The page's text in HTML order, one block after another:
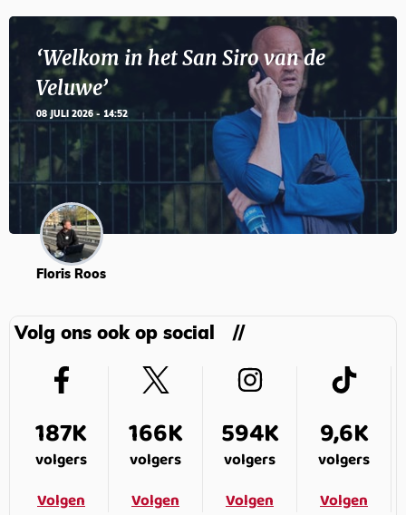
‘Welkom in het San Siro van de
Veluwe’
08 JULI 2026 - 14:52
Floris Roos
Volg ons ook op social
187K
volgers
Volgen
166K
volgers
Volgen
594K
volgers
Volgen
9,6K
volgers
Volgen